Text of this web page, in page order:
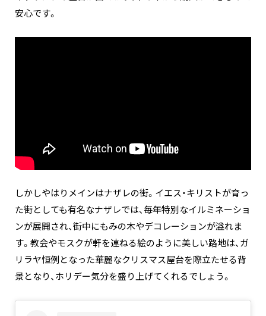
安心です。
しかしやはりメインはナザレの街。イエス・キリストが育っ
た街としても有名なナザレでは、毎年特別なイルミネーショ
ンが展開され、街中にもみの木やデコレーションが溢れま
す。教会やモスクが軒を連ねる絵のように美しい路地は、ガ
リラヤ恒例となった華麗なクリスマス屋台を際立たせる背
景となり、ホリデー気分を盛り上げてくれるでしょう。